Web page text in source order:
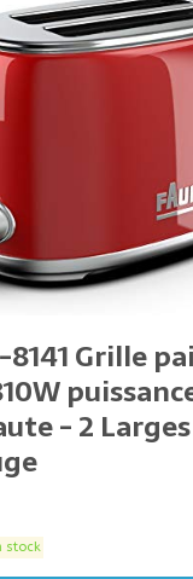
8141 Grille
- 2
stock